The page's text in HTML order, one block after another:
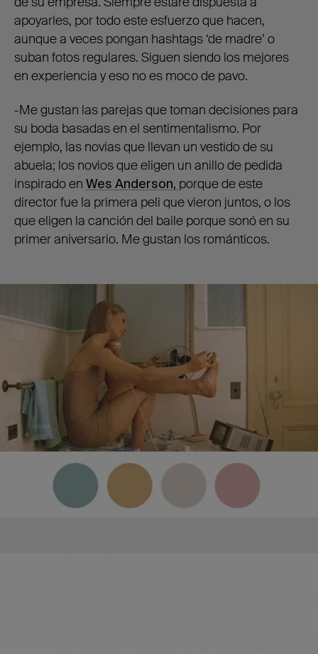
apoyarles, por todo este esfuerzo que hacen,
aunque a veces pongan hashtags ‘de madre’ o
suban fotos regulares. Siguen siendo los mejores
en experiencia y eso no es moco de pavo.
-Me gustan las parejas que toman decisiones para
su boda basadas en el sentimentalismo. Por
ejemplo, las novias que llevan un vestido de su
abuela; los novios que eligen un anillo de pedida
inspirado en Wes Anderson, porque de este
director fue la primera peli que vieron juntos, o los
que eligen la canción del baile porque sonó en su
primer aniversario. Me gustan los románticos.